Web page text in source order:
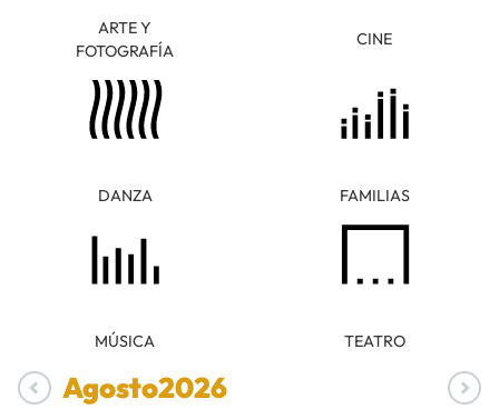
ARTE Y
FOTOGRAFÍA
CINE
DANZA FAMILIAS
MÚSICA TEATRO
Agosto2026